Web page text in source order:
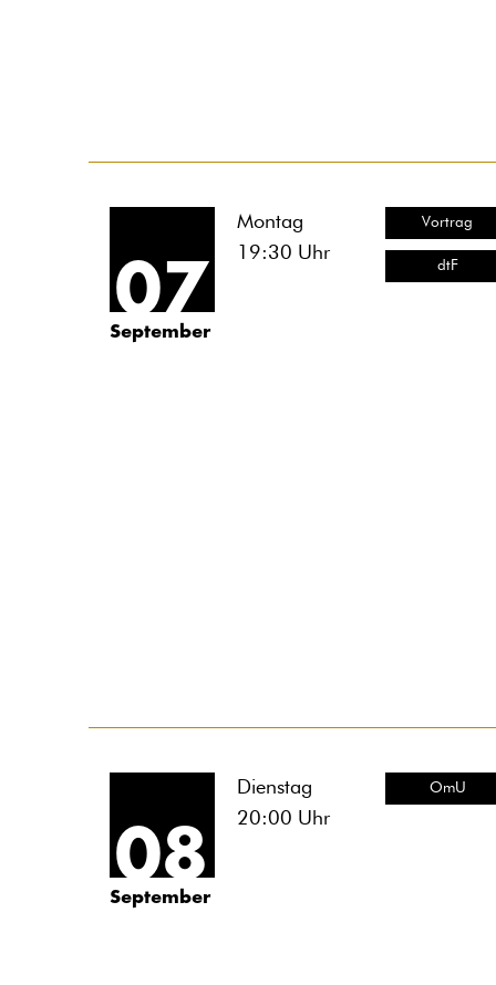
07
September
Montag
19:30 Uhr
Vortrag
dtF
08
September
Dienstag
20:00 Uhr
OmU